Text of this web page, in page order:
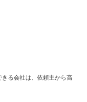
る会社は、依頼主から高